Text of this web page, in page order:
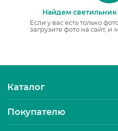
Найдем
Если у вас есть только
загрузите фото на сайт, и
Каталог
Покупателю